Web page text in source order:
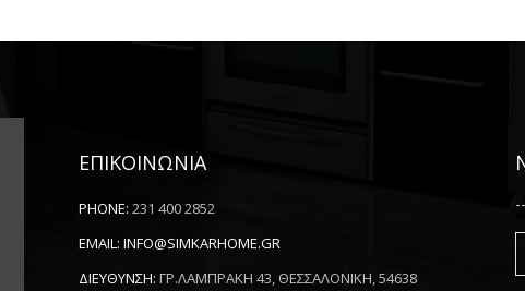
ΕΠΙΚΟΙΝΩΝΙΑ
PHONE: 231 400 2852
EMAIL: INFO@SIMKARHOME.GR
ΔΙΕΥΘΥΝΣΗ: ΓΡ.ΛΑΜΠΡΑΚΗ 43, ΘΕΣΣΑΛΟΝΙΚΗ, 54638